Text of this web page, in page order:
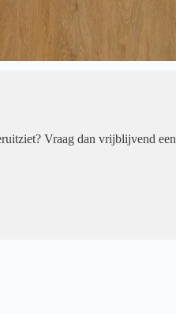
Vraag dan vrijblijvend een